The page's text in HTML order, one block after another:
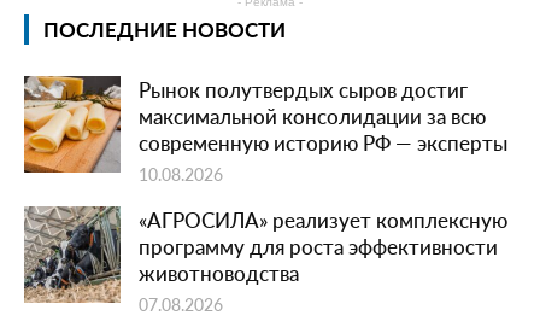
ПОСЛЕДНИЕ НОВОСТИ
Рынок полутвердых сыров достиг
максимальной консолидации за всю
современную историю РФ — эксперты
10.08.2026
«АГРОСИЛА» реализует комплексную
программу для роста эффективности
животноводства
07.08.2026